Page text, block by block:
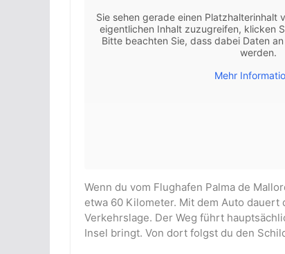
Sie sehen gerade einen Platzhalterinhalt
eigentlichen Inhalt zuzugreifen, klicken
Bitte beachten Sie, dass dabei Daten
werden.
Mehr
Wenn du vom Flughafen Palma de
etwa 60 Kilometer. Mit dem Auto
Verkehrslage. Der Weg führt
Insel bringt. Von dort folgst du den